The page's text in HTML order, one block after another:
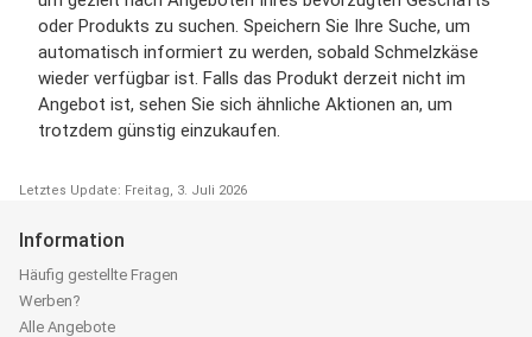
oder Produkts zu suchen. Speichern Sie Ihre Suche, um
automatisch informiert zu werden, sobald Schmelzkäse
wieder verfügbar ist. Falls das Produkt derzeit nicht im
Angebot ist, sehen Sie sich ähnliche Aktionen an, um
trotzdem günstig einzukaufen.
Letztes Update: Freitag, 3. Juli 2026
Information
Häufig gestellte Fragen
Werben?
Alle Angebote